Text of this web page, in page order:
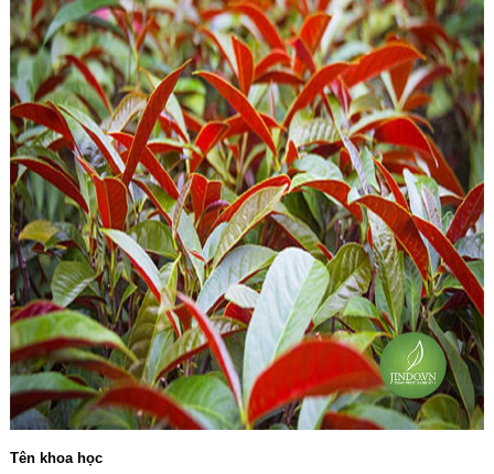
Tên khoa học